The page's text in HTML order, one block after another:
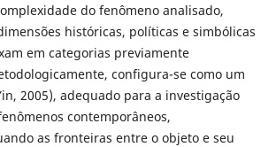
do fenômeno analisado,
históricas, políticas e simbólicas
em categorias previamente
configura-se como um
2005), adequado para a investigação
contemporâneos,
as fronteiras entre o objeto e seu